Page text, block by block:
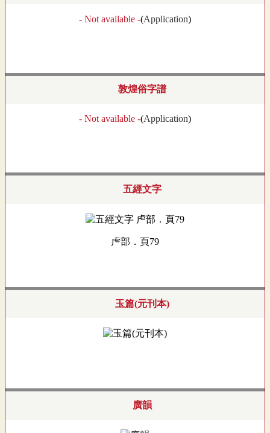
- Not available -(Application)
敦煌俗字譜
- Not available -(Application)
五經文字
虍部．頁79
玉篇(元刊本)
廣韻